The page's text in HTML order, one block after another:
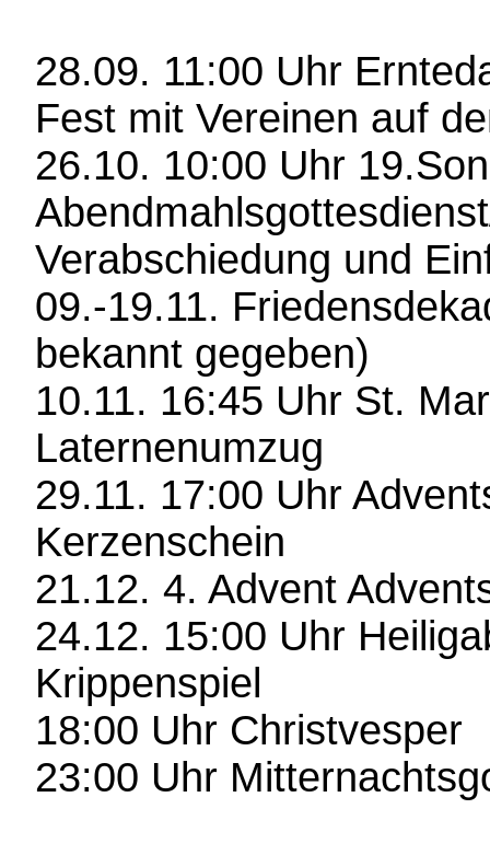
28.09. 11:00 Uhr
Fest mit Vereinen auf
26.10. 10:00 Uhr
Verabschiedung und
09.-19.11.
bekannt gegeben)
10.11. 16:45 Uhr St.
Laternenumzug
29.11. 17:00 Uhr
Kerzenschein
21.12. 4. Advent
24.12. 15:00 Uhr
Krippenspiel
18:00 Uhr Christvesper
23:00 Uhr